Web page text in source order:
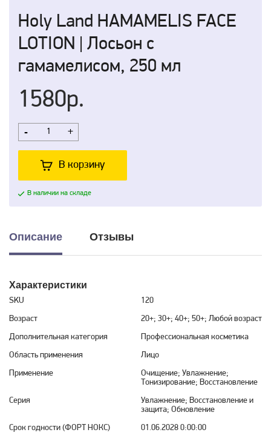
Holy Land HAMAMELIS FACE
LOTION | Лосьон с
гамамелисом, 250 мл
1580р.
- +
В корзину
В наличии на складе
Описание Отзывы
Характеристики
SKU
120
Возраст
20+; 30+; 40+; 50+; Любой возраст
Дополнительная категория
Профессиональная косметика
Область применения
Лицо
Применение
Очищение; Увлажнение;
Тонизирование; Восстановление
Серия
Увлажнение; Восстановление и
защита; Обновление
Срок годности (ФОРТ НОКС)
01.06.2028 0:00:00